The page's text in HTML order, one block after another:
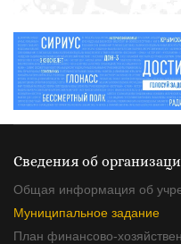
26 января 2026
Денис Паслер:
область занимает
рейтинге
потенциала регионов
Сведения об
Общая информация об
Муниципальное задание
План финансово-